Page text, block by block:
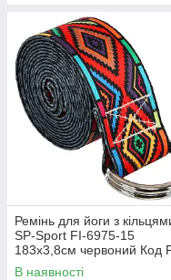
Ремінь для йоги з
SP-Sport FI-6975-15
183x3,8см червоний Код
6975-15
В наявності